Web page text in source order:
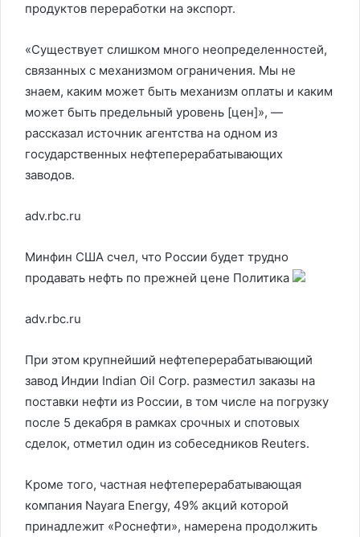
продуктов переработки на экспорт.
«Существует слишком много неопределенностей,
связанных с механизмом ограничения. Мы не
знаем, каким может быть механизм оплаты и каким
может быть предельный уровень [цен]», —
рассказал источник агентства на одном из
государственных нефтеперерабатывающих
заводов.
adv.rbc.ru
Минфин США счел, что России будет трудно
продавать нефть по прежней цене Политика
adv.rbc.ru
При этом крупнейший нефтеперерабатывающий
завод Индии Indian Oil Corp. разместил заказы на
поставки нефти из России, в том числе на погрузку
после 5 декабря в рамках срочных и спотовых
сделок, отметил один из собеседников Reuters.
Кроме того, частная нефтеперерабатывающая
компания Nayara Energy, 49% акций которой
принадлежит «Роснефти», намерена продолжить